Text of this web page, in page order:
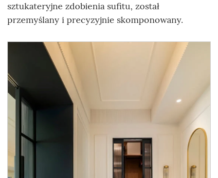
sztukateryjne zdobienia sufitu, został
przemyślany i precyzyjnie skomponowany.